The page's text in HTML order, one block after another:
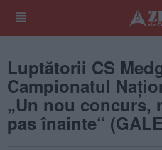
Luptătorii CS
Campionatul
„Un nou concurs,
pas înainte“